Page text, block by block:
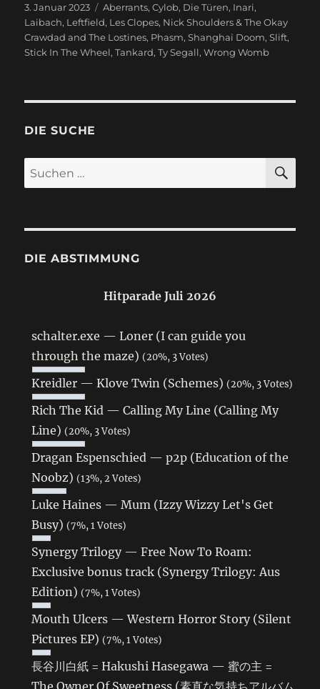
Veröffentlicht
am
3. Januar 2023 Schlagwörter
Aberrants,Cylob, Die Türen, Inari,
Laibach, Leftfield, Les Clopes, Nick Shoulders & The Okay
Crawdad and The Lostines, Phasm,Shanghai Doom,Slift,
Stick In The Wheel,Tankard,Ty Segall,Wrong Womb
DIE SUCHE
Suchen
nach:
DIE ABSTIMMUNG
Hitparade Juli 2026
schalter.exe — Loner (I can guide you
through the maze) (20%, 3 Votes)
Kreidler — Klove Twin (Schemes) (20%, 3 Votes)
Rich The Kid — Calling My Line (Calling My
Line) (20%, 3 Votes)
Dragan Espenschied — p2p (Education of the
Noobz) (13%, 2 Votes)
Luke Haines — Mum (Izzy Wizzy Let's Get
Busy) (7%, 1 Votes)
Synergy Trilogy — Free Now To Roam:
Exclusive bonus track (Synergy Trilogy: Aus
Edition) (7%, 1 Votes)
Mouth Ulcers — Western Horror Story (Silent
Pictures EP) (7%, 1 Votes)
長谷川白紙 = Hakushi Hasegawa — 蜜の主 =
The Owner Of Sweetness (素直な気持ちアルバム